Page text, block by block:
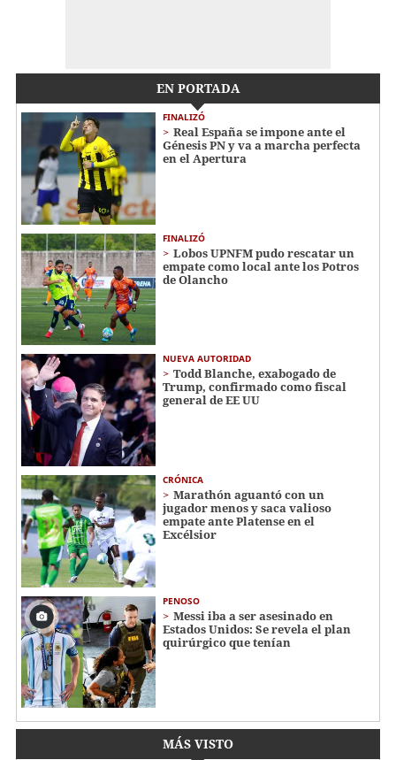
EN PORTADA
FINALIZÓ
Real España se impone ante el
Génesis PN y va a marcha perfecta
en el Apertura
FINALIZÓ
Lobos UPNFM pudo rescatar un
empate como local ante los Potros
de Olancho
NUEVA AUTORIDAD
Todd Blanche, exabogado de
Trump, confirmado como fiscal
general de EE UU
CRÓNICA
Marathón aguantó con un
jugador menos y saca valioso
empate ante Platense en el
Excélsior
PENOSO
Messi iba a ser asesinado en
Estados Unidos: Se revela el plan
quirúrgico que tenían
MÁS VISTO